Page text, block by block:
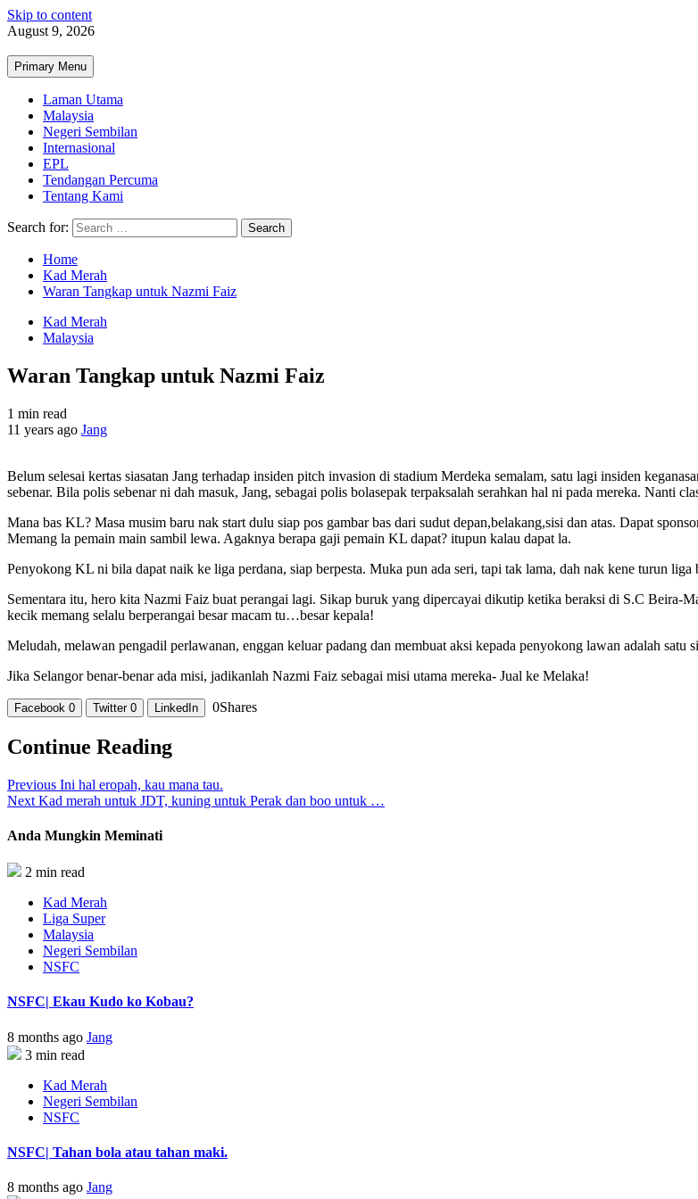
Skip to content
August 9, 2026
Primary Menu
Laman Utama
Malaysia
Negeri Sembilan
Internasional
EPL
Tendangan Percuma
Tentang Kami
Search for:
Home
Kad Merah
Waran Tangkap untuk Nazmi Faiz
Kad Merah
Malaysia
Waran Tangkap untuk Nazmi Faiz
1 min read
11 years ago Jang
Belum selesai kertas siasatan Jang terhadap insiden pitch invasion di stadium Merdeka semalam, satu lagi insiden
sebenar. Bila polis sebenar ni dah masuk, Jang, sebagai polis bolasepak terpaksalah serahkan hal ni pada mereka. Nanti
Mana bas KL? Masa musim baru nak start dulu siap pos gambar bas dari sudut depan,belakang,sisi dan atas. Dapat
Memang la pemain main sambil lewa. Agaknya berapa gaji pemain KL dapat? itupun kalau dapat la.
Penyokong KL ni bila dapat naik ke liga perdana, siap berpesta. Muka pun ada seri, tapi tak lama, dah nak kene turun
Sementara itu, hero kita Nazmi Faiz buat perangai lagi. Sikap buruk yang dipercayai dikutip ketika beraksi di S.C
kecik memang selalu berperangai besar macam tu…besar kepala!
Meludah, melawan pengadil perlawanan, enggan keluar padang dan membuat aksi kepada penyokong lawan adalah
Jika Selangor benar-benar ada misi, jadikanlah Nazmi Faiz sebagai misi utama mereka- Jual ke Melaka!
Facebook 0 Twitter 0 LinkedIn 0Shares
Continue Reading
Previous Ini hal eropah, kau mana tau.
Next Kad merah untuk JDT, kuning untuk Perak dan boo untuk …
Anda Mungkin Meminati
2 min read
Kad Merah
Liga Super
Malaysia
Negeri Sembilan
NSFC
NSFC| Ekau Kudo ko Kobau?
8 months ago Jang
3 min read
Kad Merah
Negeri Sembilan
NSFC
NSFC| Tahan bola atau tahan maki.
8 months ago Jang